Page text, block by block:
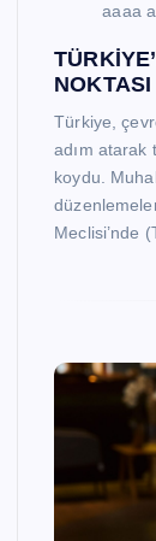
aaaa
NOKTASI
Türkiye,
adım atarak
koydu.
Meclisi’nde